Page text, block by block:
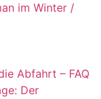
im Winter /
Abfahrt – FAQ
Der